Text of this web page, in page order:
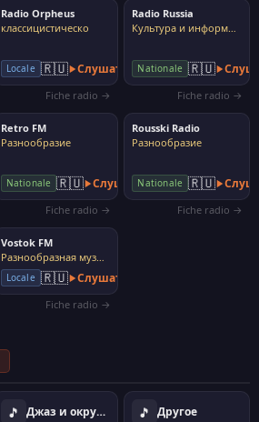
Radio Orpheus
классицистическо
Locale 🇷🇺 Слушать
Fiche radio →
Radio Russia
Культура и информация
Nationale 🇷🇺
Fiche radio →
Retro FM
Разнообразие
Nationale 🇷🇺 Слушать
Fiche radio →
Rousski Radio
Разнообразие
Nationale 🇷🇺
Fiche radio →
Vostok FM
Разнообразная музыка
Locale 🇷🇺 Слушать
Fiche radio →
🎵 Джаз и окружающая 🎵 Другое